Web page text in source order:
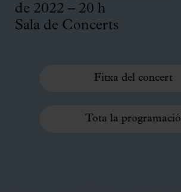
de 2022 – 20 h
Sala de Concerts
Fitxa del concert
Tota la programació